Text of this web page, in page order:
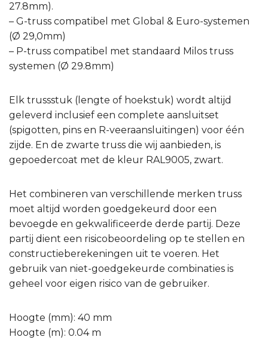
27.8mm).
– G-truss compatibel met Global & Euro-systemen
(Ø 29,0mm)
– P-truss compatibel met standaard Milos truss
systemen (Ø 29.8mm)
Elk trussstuk (lengte of hoekstuk) wordt altijd
geleverd inclusief een complete aansluitset
(spigotten, pins en R-veeraansluitingen) voor één
zijde. En de zwarte truss die wij aanbieden, is
gepoedercoat met de kleur RAL9005, zwart.
Het combineren van verschillende merken truss
moet altijd worden goedgekeurd door een
bevoegde en gekwalificeerde derde partij. Deze
partij dient een risicobeoordeling op te stellen en
constructieberekeningen uit te voeren. Het
gebruik van niet-goedgekeurde combinaties is
geheel voor eigen risico van de gebruiker.
Hoogte (mm): 40 mm
Hoogte (m): 0.04 m